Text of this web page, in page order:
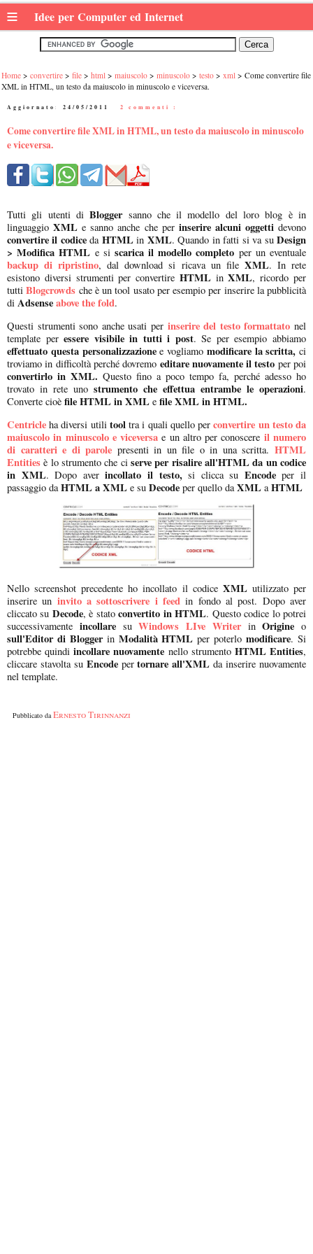
≡ Idee per Computer ed Internet
Home convertire file html maiuscolo minuscolo testo xml
Come convertire file
XML in HTML, un testo da maiuscolo in minuscolo e viceversa.
Aggiornato: 24/05/2011 2 commenti :
Come convertire file XML in HTML, un testo da maiuscolo in minuscolo
e viceversa.
Tutti gli utenti diBloggersanno che il modello del loro blog è in
linguaggioXML e sanno anche che per inserire alcuni oggettidevono
convertire il codiceda HTMLin XML. Quando in fatti si va suDesign
> Modifica HTML e si scarica il modello completo per un eventuale
backup di ripristino, dal download si ricava un fileXML. In rete
esistono diversi strumenti per convertire HTMLinXML, ricordo per
tuttiBlogcrowds che è un tool usato per esempio per inserire la pubblicità
di Adsenseabove the fold.
Questi strumenti sono anche usati per inserire del testo formattato nel
template peressere visibile in tutti i post. Se per esempio abbiamo
effettuato questa personalizzazionee vogliamo modificare la scritta, ci
troviamo in difficoltà perché dovremo editare nuovamente il testo per poi
convertirlo in XML. Questo fino a poco tempo fa, perché adesso ho
trovato in rete uno strumento che effettua entrambe le operazioni.
Converte cioè file HTML in XML e file XML in HTML.
Centricle ha diversi utilitool tra i quali quello perconvertire un testo da
maiuscolo in minuscolo e viceversa e un altro per conoscere il numero
di caratteri e di parole presenti in un file o in una scritta. HTML
Entities è lo strumento che ciserve per risalire all'HTML da un codice
in XML. Dopo averincollato il testo, si clicca su Encodeper il
passaggio daHTML a XML e su Decode per quello daXML a HTML
Nello screenshot precedente ho incollato il codice XML utilizzato per
inserire un invito a sottoscrivere i feed in fondo al post. Dopo aver
cliccato su Decode, è statoconvertito in HTML. Questo codice lo potrei
successivamente incollaresuWindows LIve WriterinOrigine o
sull'Editor di BloggerinModalità HTML per poterlo modificare. Si
potrebbe quindiincollare nuovamente nello strumentoHTML Entities,
cliccare stavolta suEncodepertornare all'XML da inserire nuovamente
nel template.
Pubblicato da Ernesto Tirinnanzi